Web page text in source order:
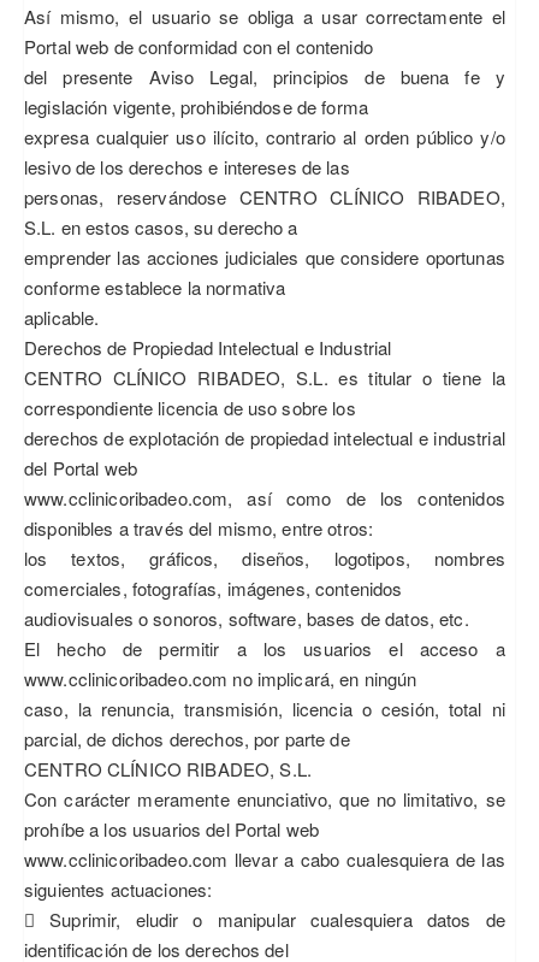
Así mismo, el usuario se obliga a usar correctamente el
Portal web de conformidad con el contenido
del presente Aviso Legal, principios de buena fe y
legislación vigente, prohibiéndose de forma
expresa cualquier uso ilícito, contrario al orden público y/o
lesivo de los derechos e intereses de las
personas, reservándose CENTRO CLÍNICO RIBADEO,
S.L. en estos casos, su derecho a
emprender las acciones judiciales que considere oportunas
conforme establece la normativa
aplicable.
Derechos de Propiedad Intelectual e Industrial
CENTRO CLÍNICO RIBADEO, S.L. es titular o tiene la
correspondiente licencia de uso sobre los
derechos de explotación de propiedad intelectual e industrial
del Portal web
www.cclinicoribadeo.com, así como de los contenidos
disponibles a través del mismo, entre otros:
los textos, gráficos, diseños, logotipos, nombres
comerciales, fotografías, imágenes, contenidos
audiovisuales o sonoros, software, bases de datos, etc.
El hecho de permitir a los usuarios el acceso a
www.cclinicoribadeo.com no implicará, en ningún
caso, la renuncia, transmisión, licencia o cesión, total ni
parcial, de dichos derechos, por parte de
CENTRO CLÍNICO RIBADEO, S.L.
Con carácter meramente enunciativo, que no limitativo, se
prohíbe a los usuarios del Portal web
www.cclinicoribadeo.com llevar a cabo cualesquiera de las
siguientes actuaciones:
 Suprimir, eludir o manipular cualesquiera datos de
identificación de los derechos del